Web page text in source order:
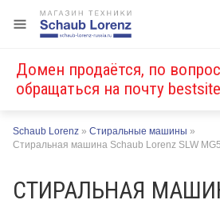
Домен продаётся, по
обращаться на почту
Schaub Lorenz » Стиральные машины »
Стиральная машина Schaub Lorenz SLW
СТИРАЛЬНАЯ